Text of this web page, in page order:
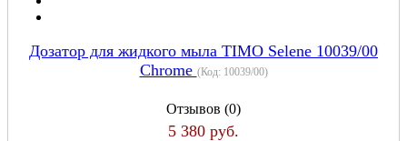
Дозатор для жидкого мыла TIMO Selene 10039/00
Chrome (Код: 10039/00)
Отзывов (0)
5 380 руб.